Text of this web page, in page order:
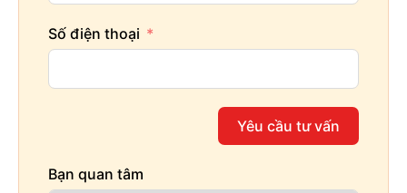
Số điện thoại
Yêu cầu tư vấn
Bạn quan tâm